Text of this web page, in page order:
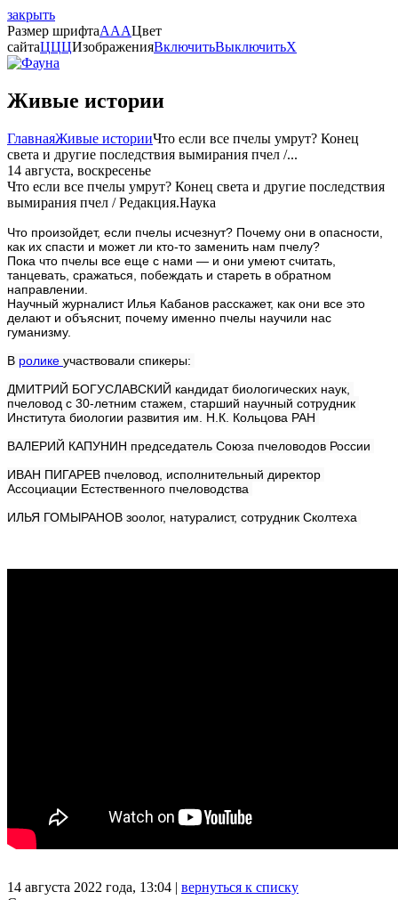
закрыть
Размер шрифтаAAAЦвет
сайтаЦЦЦИзображенияВключитьВыключитьX
Живые истории
ГлавнаяЖивые историиЧто если все пчелы умрут? Конец
света и другие последствия вымирания пчел /...
14 августа, воскресенье
Что если все пчелы умрут? Конец света и другие последствия
вымирания пчел / Редакция.Наука
Что произойдет, если пчелы исчезнут? Почему они в опасности,
как их спасти и может ли кто-то заменить нам пчелу?
Пока что пчелы все еще с нами — и они умеют считать,
танцевать, сражаться, побеждать и стареть в обратном
направлении.
Научный журналист Илья Кабанов расскажет, как они все это
делают и объяснит, почему именно пчелы научили нас
гуманизму.
В ролике участвовали спикеры:
ДМИТРИЙ БОГУСЛАВСКИЙ кандидат биологических наук,
пчеловод с 30-летним стажем, старший научный сотрудник
Института биологии развития им. Н.К. Кольцова РАН
ВАЛЕРИЙ КАПУНИН председатель Союза пчеловодов России
ИВАН ПИГАРЕВ пчеловод, исполнительный директор
Ассоциации Естественного пчеловодства
ИЛЬЯ ГОМЫРАНОВ зоолог, натуралист, сотрудник Сколтеха
14 августа 2022 года, 13:04 | вернуться к списку